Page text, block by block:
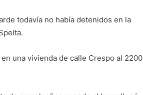
todavía no había detenidos en la
una vivienda de calle Crespo al 2200